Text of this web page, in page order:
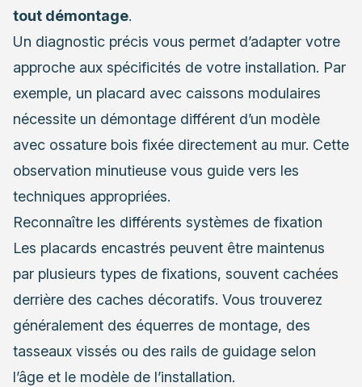
tout démontage.
Un diagnostic précis vous permet d’adapter votre
approche aux spécificités de votre installation. Par
exemple, un placard avec caissons modulaires
nécessite un démontage différent d’un modèle
avec ossature bois fixée directement au mur. Cette
observation minutieuse vous guide vers les
techniques appropriées.
Reconnaître les différents systèmes de fixation
Les placards encastrés peuvent être maintenus
par plusieurs types de fixations, souvent cachées
derrière des caches décoratifs. Vous trouverez
généralement des équerres de montage, des
tasseaux vissés ou des rails de guidage selon
l’âge et le modèle de l’installation.